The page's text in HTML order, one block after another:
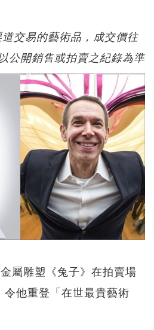
交易的藝術品，成交價往
公開銷售或拍賣之紀錄為準
屬雕塑《兔子》在拍賣場
他重登「在世最貴藝術